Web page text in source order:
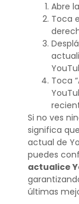
Abre
Toca
Toca
Si no ves
significa
actual de
puedes
actualice
últimas